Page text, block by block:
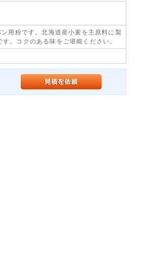
用粉です。北海道産小麦を主原料に製
。コクのある味をご堪能ください。